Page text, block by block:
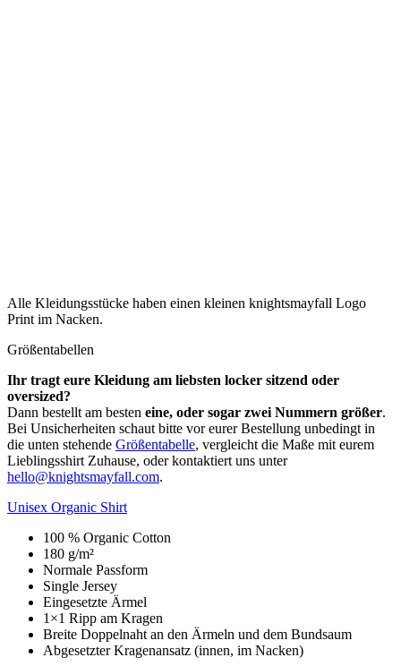
Alle Kleidungsstücke haben einen kleinen knightsmayfall Logo
Print im Nacken.
Größentabellen
Ihr tragt eure Kleidung am liebsten locker sitzend oder
oversized?
Dann bestellt am besten eine, oder sogar zwei Nummern größer.
Bei Unsicherheiten schaut bitte vor eurer Bestellung unbedingt in
die unten stehende Größentabelle, vergleicht die Maße mit eurem
Lieblingsshirt Zuhause, oder kontaktiert uns unter
hello@knightsmayfall.com.
Unisex Organic Shirt
100 % Organic Cotton
180 g/m²
Normale Passform
Single Jersey
Eingesetzte Ärmel
1×1 Ripp am Kragen
Breite Doppelnaht an den Ärmeln und dem Bundsaum
Abgesetzter Kragenansatz (innen, im Nacken)